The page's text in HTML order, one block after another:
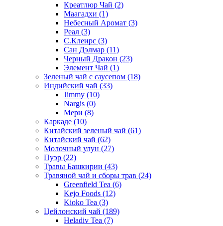
Креатлюр Чай (2)
Маагадхи (1)
Небесный Аромат (3)
Реал (3)
С.Клеирс (3)
Сан Дэлмар (11)
Черный Дракон (23)
Элемент Чай (1)
Зеленый чай с саусепом (18)
Индийский чай (33)
Jimmy (10)
Nargis (0)
Мери (8)
Каркаде (10)
Китайский зеленый чай (61)
Китайский чай (62)
Молочный улун (27)
Пуэр (22)
Травы Башкирии (43)
Травяной чай и сборы трав (24)
Greenfield Tea (6)
Kejo Foods (12)
Kioko Tea (3)
Цейлонский чай (189)
Heladiv Tea (7)